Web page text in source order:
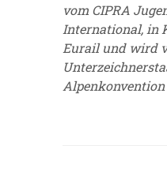
vom CIPRA
International, in
Eurail und wird